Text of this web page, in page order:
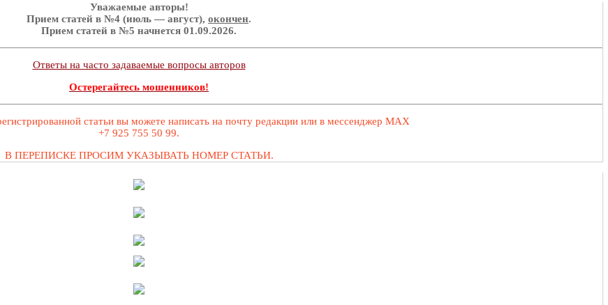
Уважаемые авторы!
Прием статей в №4 (июль — август), окончен.
Прием статей в №5 начнется 01.09.2026.
Ответы на часто задаваемые вопросы авторов
Остерегайтесь мошенников!
статьи вы можете написать на почту редакции или в мессенджер MAX
+7 925 755 50 99.
В ПЕРЕПИСКЕ ПРОСИМ УКАЗЫВАТЬ НОМЕР СТАТЬИ.